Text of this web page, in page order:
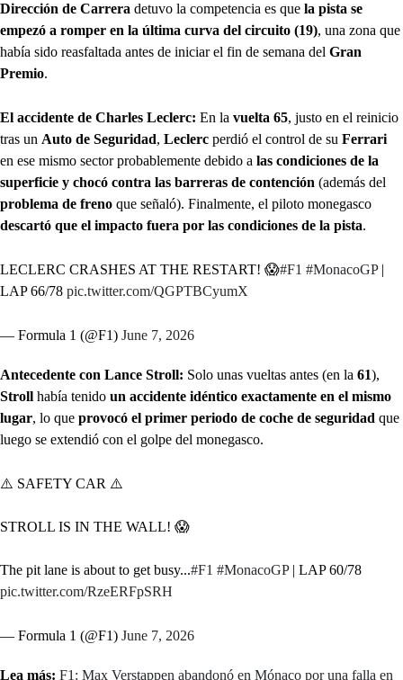
Dirección de Carrera detuvo la competencia es que la pista se
empezó a romper en la última curva del circuito (19), una zona que
había sido reasfaltada antes de iniciar el fin de semana del Gran
Premio.
El accidente de Charles Leclerc: En la vuelta 65, justo en el reinicio
tras un Auto de Seguridad, Leclerc perdió el control de su Ferrari
en ese mismo sector probablemente debido a las condiciones de la
superficie y chocó contra las barreras de contención (además del
problema de freno que señaló). Finalmente, el piloto monegasco
descartó que el impacto fuera por las condiciones de la pista.
LECLERC CRASHES AT THE RESTART! 😱#F1 #MonacoGP|
LAP 66/78 pic.twitter.com/QGPTBCyumX
— Formula 1 (@F1) June 7, 2026
Antecedente con Lance Stroll: Solo unas vueltas antes (en la 61),
Stroll había tenido un accidente idéntico exactamente en el mismo
lugar, lo que provocó el primer periodo de coche de seguridad que
luego se extendió con el golpe del monegasco.
⚠️ SAFETY CAR ⚠️
STROLL IS IN THE WALL! 😱
The pit lane is about to get busy...#F1 #MonacoGP| LAP 60/78
pic.twitter.com/RzeERFpSRH
— Formula 1 (@F1) June 7, 2026
Lea más: F1: Max Verstappen abandonó en Mónaco por una falla en